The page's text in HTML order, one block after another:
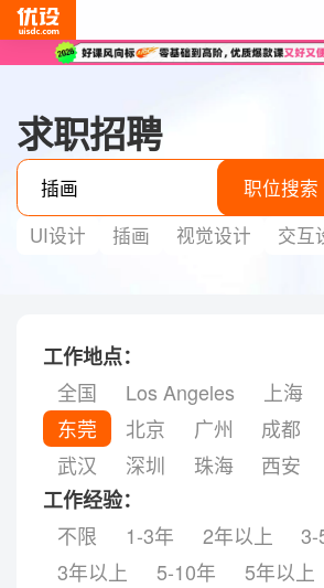
求职招聘
职位搜索
UI设计
插画 视觉设计 交互
工作地点：
全国
Los Angeles 上海
东莞
北京 广州 成都
武汉
深圳 珠海 西安
工作经验：
不限
1-3年 2年以上
3-
3年以上
5-10年 5年以上